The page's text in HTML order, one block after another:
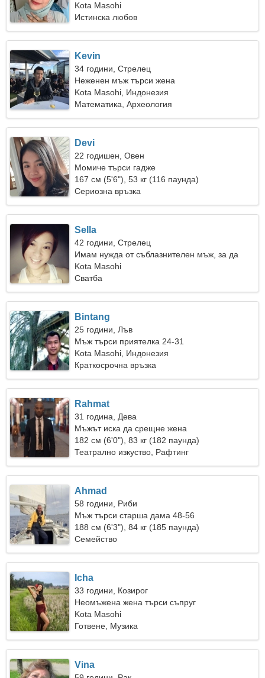
жена
Kota Masohi
Истинска любов
Kevin
34 години, Стрелец
Неженен мъж търси жена
Kota Masohi, Индонезия
Математика, Археология
Devi
22 годишен, Овен
Момиче търси гадже
167 см (5'6"), 53 кг (116 паунда)
Сериозна връзка
Sella
42 години, Стрелец
Имам нужда от съблазнителен мъж, за да
караме ски заедно
Kota Masohi
Сватба
Bintang
25 години, Лъв
Мъж търси приятелка 24-31
Kota Masohi, Индонезия
Краткосрочна връзка
Rahmat
31 година, Дева
Мъжът иска да срещне жена
182 см (6'0"), 83 кг (182 паунда)
Театрално изкуство, Рафтинг
Ahmad
58 години, Риби
Мъж търси старша дама 48-56
188 см (6'3"), 84 кг (185 паунда)
Семейство
Icha
33 години, Козирог
Неомъжена жена търси съпруг
Kota Masohi
Готвене, Музика
Vina